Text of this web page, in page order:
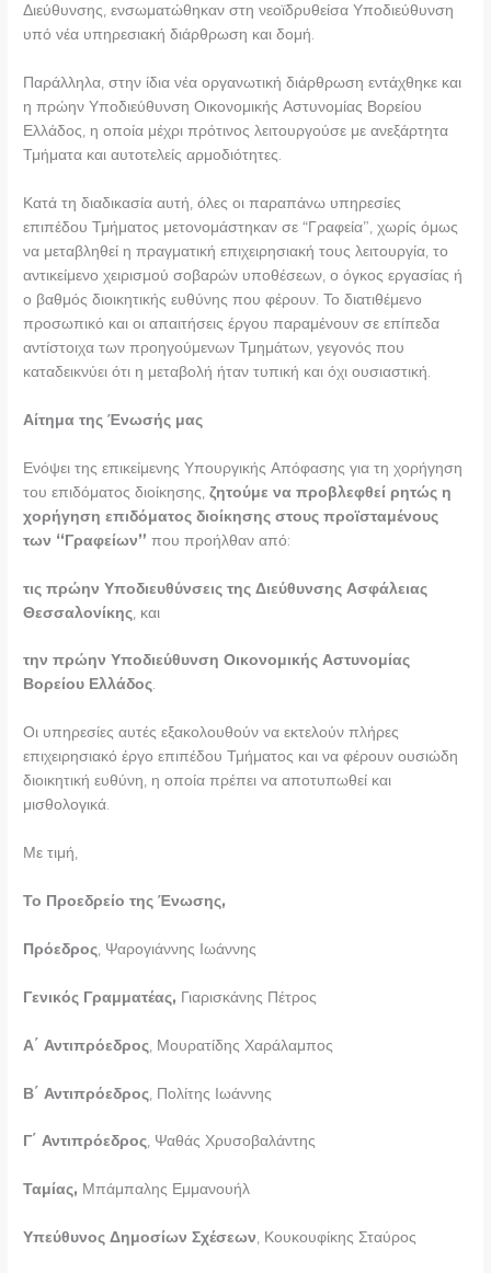
Διεύθυνσης, ενσωματώθηκαν στη νεοϊδρυθείσα Υποδιεύθυνση
υπό νέα υπηρεσιακή διάρθρωση και δομή.
Παράλληλα, στην ίδια νέα οργανωτική διάρθρωση εντάχθηκε και
η πρώην Υποδιεύθυνση Οικονομικής Αστυνομίας Βορείου
Ελλάδος, η οποία μέχρι πρότινος λειτουργούσε με ανεξάρτητα
Τμήματα και αυτοτελείς αρμοδιότητες.
Κατά τη διαδικασία αυτή, όλες οι παραπάνω υπηρεσίες
επιπέδου Τμήματος μετονομάστηκαν σε “Γραφεία”, χωρίς όμως
να μεταβληθεί η πραγματική επιχειρησιακή τους λειτουργία, το
αντικείμενο χειρισμού σοβαρών υποθέσεων, ο όγκος εργασίας ή
ο βαθμός διοικητικής ευθύνης που φέρουν. Το διατιθέμενο
προσωπικό και οι απαιτήσεις έργου παραμένουν σε επίπεδα
αντίστοιχα των προηγούμενων Τμημάτων, γεγονός που
καταδεικνύει ότι η μεταβολή ήταν τυπική και όχι ουσιαστική.
Αίτημα της Ένωσής μας
Ενόψει της επικείμενης Υπουργικής Απόφασης για τη χορήγηση
του επιδόματος διοίκησης,ζητούμε να προβλεφθεί ρητώς η
χορήγηση επιδόματος διοίκησης στους προϊσταμένους
των “Γραφείων”που προήλθαν από:
τις πρώην Υποδιευθύνσεις της Διεύθυνσης Ασφάλειας
Θεσσαλονίκης , και
την πρώην Υποδιεύθυνση Οικονομικής Αστυνομίας
Βορείου Ελλάδος.
Οι υπηρεσίες αυτές εξακολουθούν να εκτελούν πλήρες
επιχειρησιακό έργο επιπέδου Τμήματος και να φέρουν ουσιώδη
διοικητική ευθύνη, η οποία πρέπει να αποτυπωθεί και
μισθολογικά.
Με τιμή,
Το Προεδρείο της Ένωσης,
Πρόεδρος , Ψαρογιάννης Ιωάννης
Γενικός Γραμματέας, Γιαρισκάνης Πέτρος
Α΄ Αντιπρόεδρος , Μουρατίδης Χαράλαμπος
Β΄ Αντιπρόεδρος , Πολίτης Ιωάννης
Γ΄ Αντιπρόεδρος, Ψαθάς Χρυσοβαλάντης
Ταμίας, Μπάμπαλης Εμμανουήλ
Υπεύθυνος Δημοσίων Σχέσεων, Κουκουφίκης Σταύρος